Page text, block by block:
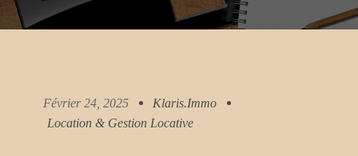
Février 24, 2025
Klaris.immo
Location & Gestion Locative